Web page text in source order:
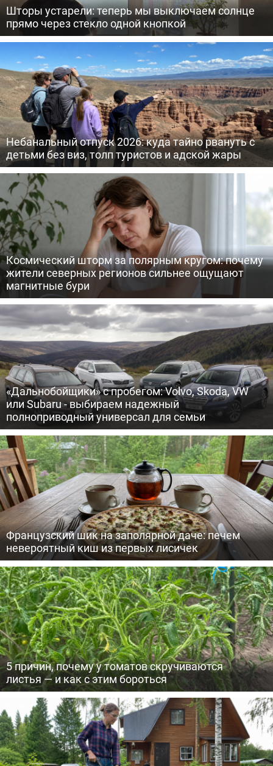
Шторы устарели: теперь мы выключаем солнце
прямо через стекло одной кнопкой
Небанальный отпуск 2026: куда тайно рвануть с
детьми без виз, толп туристов и адской жары
Космический шторм за полярным кругом: почему
жители северных регионов сильнее ощущают
магнитные бури
«Дальнобойщики» с пробегом: Volvo, Skoda, VW
или Subaru - выбираем надежный
полноприводный универсал для семьи
Французский шик на заполярной даче: печем
невероятный киш из первых лисичек
5 причин, почему у томатов скручиваются
листья — и как с этим бороться